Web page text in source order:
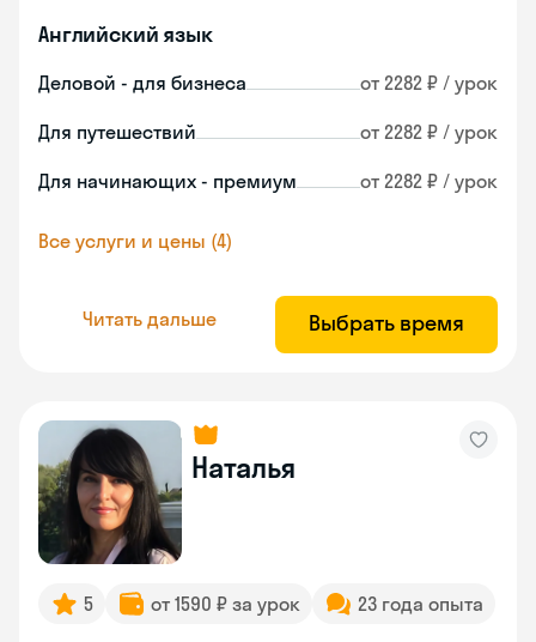
Английский язык
Деловой - для бизнеса от 2282 ₽ / урок
Для путешествий от 2282 ₽ / урок
Для начинающих - премиум от 2282 ₽ / урок
Все услуги и цены (4)
Читать дальше Выбрать время
Наталья
5 от 1590 ₽ за урок 23 года опыта